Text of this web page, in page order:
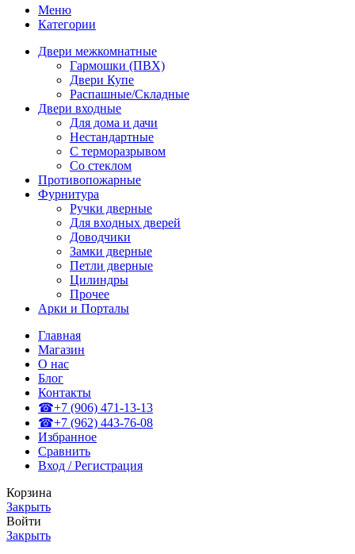
Меню
Категории
Двери межкомнатные
Гармошки (ПВХ)
Двери Купе
Распашные/Складные
Двери входные
Для дома и дачи
Нестандартные
С терморазрывом
Со стеклом
Противопожарные
Фурнитура
Ручки дверные
Для входных дверей
Доводчики
Замки дверные
Петли дверные
Цилиндры
Прочее
Арки и Порталы
Главная
Магазин
О нас
Блог
Контакты
☎+7 (906) 471-13-13
☎+7 (962) 443-76-08
Избранное
Сравнить
Вход / Регистрация
Корзина
Закрыть
Войти
Закрыть